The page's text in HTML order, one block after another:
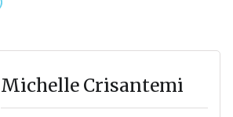
Michelle Crisantemi